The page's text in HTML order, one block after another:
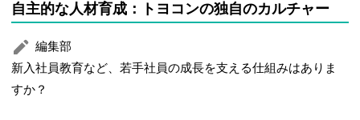
自主的な人材育成：トヨコンの独自のカルチャー
編集部
新入社員教育など、若手社員の成長を支える仕組みはありま
すか？